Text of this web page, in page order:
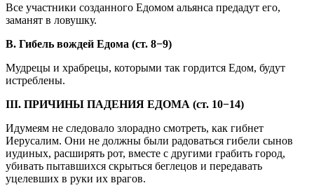
Все участники созданного Едомом альянса предадут его,
заманят в ловушку.
В. Гибель вождей Едома (ст. 8−9)
Мудрецы и храбрецы, которыми так гордится Едом, будут
истреблены.
III. ПРИЧИНЫ ПАДЕНИЯ ЕДОМА (ст. 10−14)
Идумеям не следовало злорадно смотреть, как гибнет
Иерусалим. Они не должны были радоваться гибели сынов
иудиных, расширять рот, вместе с другими грабить город,
убивать пытавшихся скрыться беглецов и передавать
уцелевших в руки их врагов.